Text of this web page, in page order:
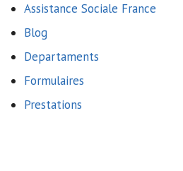
Assistance Sociale France
Blog
Departaments
Formulaires
Prestations